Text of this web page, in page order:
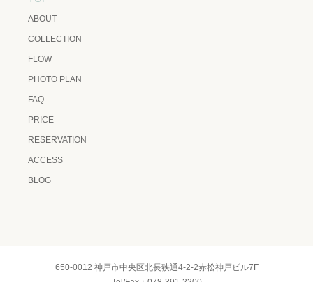
ABOUT
COLLECTION
FLOW
PHOTO PLAN
FAQ
PRICE
RESERVATION
ACCESS
BLOG
650-0012 神戸市中央区北長狭通4-2-2赤松神戸ビル7F